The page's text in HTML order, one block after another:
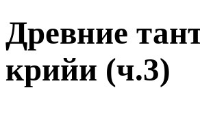
Древние
крийи (ч.3)